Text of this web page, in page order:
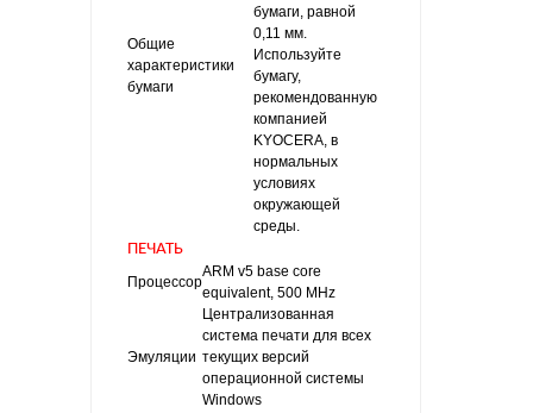
Общие
характеристики
бумаги
бумаги, равной
0,11 мм.
Используйте
бумагу,
рекомендованную
компанией
KYOCERA, в
нормальных
условиях
окружающей
среды.
ПЕЧАТЬ
Процессор
ARM v5 base core
equivalent, 500 MHz
Эмуляции
Централизованная
система печати для всех
текущих версий
операционной системы
Windows